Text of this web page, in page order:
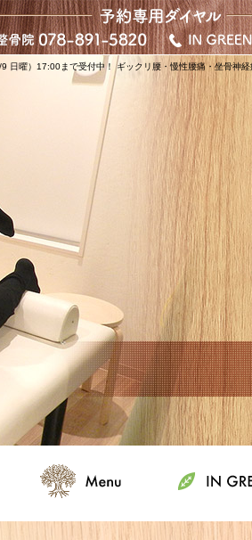
日曜）17:00まで受付中！ ギックリ腰・慢性腰痛・坐骨神